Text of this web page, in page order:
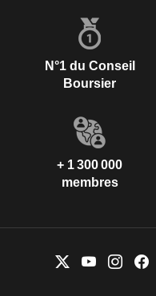
N°1 du Conseil
Boursier
+ 1 300 000
membres